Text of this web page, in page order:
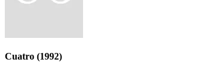
Cuatro (1992)